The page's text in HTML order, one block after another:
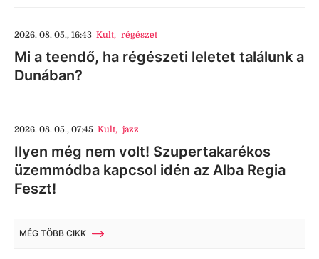
2026. 08. 05., 16:43 Kult, régészet
Mi a teendő, ha régészeti leletet találunk a
Dunában?
2026. 08. 05., 07:45 Kult, jazz
Ilyen még nem volt! Szupertakarékos
üzemmódba kapcsol idén az Alba Regia
Feszt!
MÉG TÖBB CIKK